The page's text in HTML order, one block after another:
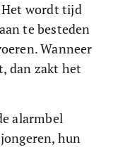
Het wordt tijd
te besteden
Wanneer
dan zakt het
alarmbel
hun